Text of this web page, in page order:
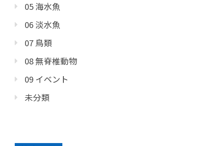
05 海水魚
06 淡水魚
07 鳥類
08 無脊椎動物
09 イベント
未分類